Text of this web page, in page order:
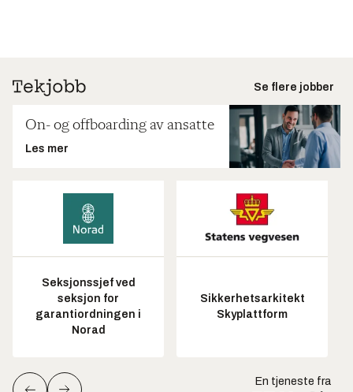
Se flere jobber
On- og offboarding av ansatte
Les mer
Seksjonssjef ved
seksjon for
garantiordningen i
Norad
Sikkerhetsarkitekt
Skyplattform
En tjeneste fra